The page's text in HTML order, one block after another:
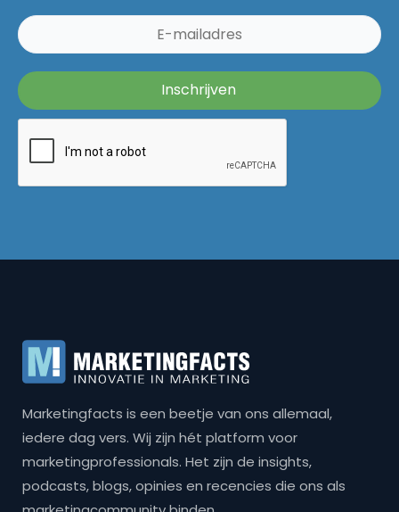
Marketingfacts is een beetje van ons allemaal,
iedere dag vers. Wij zijn hét platform voor
marketingprofessionals. Het zijn de insights,
podcasts, blogs, opinies en recencies die ons als